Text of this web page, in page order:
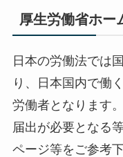
厚生労働省ホ
日本の労働法では
り、日本国内で働
労働者となります
届出が必要となる
ページ等をご参考下